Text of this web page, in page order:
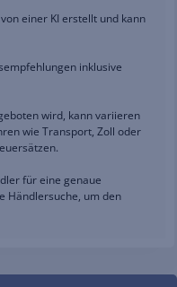
einer KI erstellt und kann
inklusive
wird, kann variieren
wie Transport, Zoll oder
für eine genaue
Händlersuche, um den